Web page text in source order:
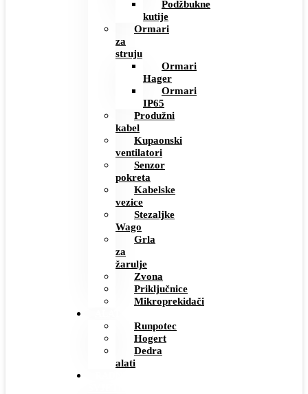
Podžbukne
kutije
Ormari
za
struju
Ormari
Hager
Ormari
IP65
Produžni
kabel
Kupaonski
ventilatori
Senzor
pokreta
Kabelske
vezice
Stezaljke
Wago
Grla
za
žarulje
Zvona
Priključnice
Mikroprekidači
Runpotec
Hogert
Dedra
alati